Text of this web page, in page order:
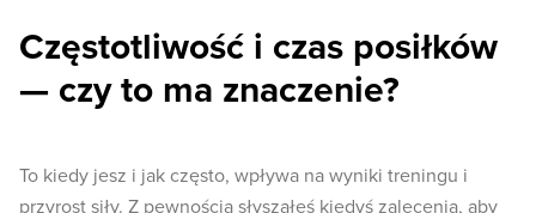
Częstotliwość i czas posiłków
— czy to ma znaczenie?
To kiedy jesz i jak często, wpływa na wyniki treningu i
przyrost siły. Z pewnością słyszałeś kiedyś zalecenia, aby